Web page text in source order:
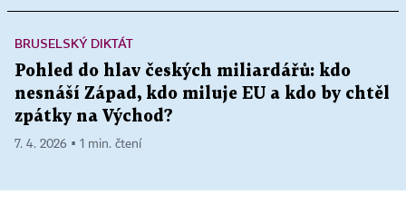
BRUSELSKÝ DIKTÁT
Pohled do hlav českých miliardářů: kdo
nesnáší Západ, kdo miluje EU a kdo by chtěl
zpátky na Východ?
7. 4. 2026 ▪ 1 min. čtení